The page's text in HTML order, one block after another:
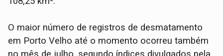
O maior número de registros de desmatamento
em Porto Velho até o momento ocorreu também